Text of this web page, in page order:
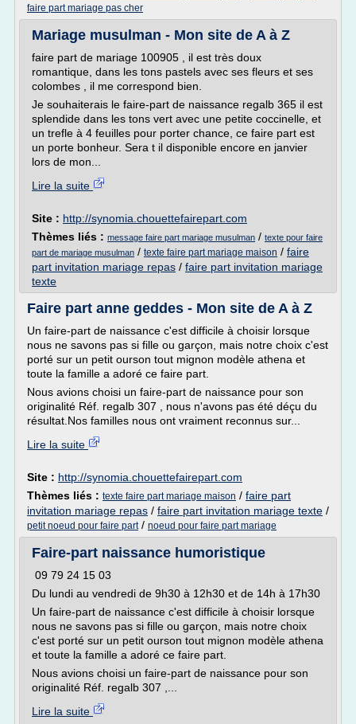
faire part mariage pas cher
Mariage musulman - Mon site de A à Z
faire part de mariage 100905 , il est très doux
romantique, dans les tons pastels avec ses fleurs et ses
colombes , il me correspond bien.
Je souhaiterais le faire-part de naissance regalb 365 il est
splendide dans les tons vert avec une petite coccinelle, et
un trefle à 4 feuilles pour porter chance, ce faire part est
un porte bonheur. Sera t il disponible encore en janvier
lors de mon...
Lire la suite
Site : http://synomia.chouettefairepart.com
Thèmes liés : message faire part mariage musulman / texte pour faire
part de mariage musulman / texte faire part mariage maison / faire
part invitation mariage repas / faire part invitation mariage
texte
Faire part anne geddes - Mon site de A à Z
Un faire-part de naissance c'est difficile à choisir lorsque
nous ne savons pas si fille ou garçon, mais notre choix c'est
porté sur un petit ourson tout mignon modèle athena et
toute la famille a adoré ce faire part.
Nous avions choisi un faire-part de naissance pour son
originalité Réf. regalb 307 , nous n'avons pas été déçu du
résultat.Nos familles nous ont vraiment reconnus sur...
Lire la suite
Site : http://synomia.chouettefairepart.com
Thèmes liés : texte faire part mariage maison / faire part
invitation mariage repas / faire part invitation mariage texte /
petit noeud pour faire part/ noeud pour faire part mariage
Faire-part naissance humoristique
09 79 24 15 03
Du lundi au vendredi de 9h30 à 12h30 et de 14h à 17h30
Un faire-part de naissance c'est difficile à choisir lorsque
nous ne savons pas si fille ou garçon, mais notre choix
c'est porté sur un petit ourson tout mignon modèle athena
et toute la famille a adoré ce faire part.
Nous avions choisi un faire-part de naissance pour son
originalité Réf. regalb 307 ,...
Lire la suite